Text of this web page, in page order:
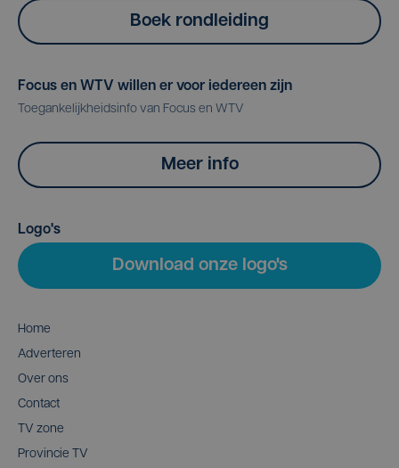
Boek rondleiding
Focus en WTV willen er voor iedereen zijn
Toegankelijkheidsinfo van Focus en WTV
Meer info
Logo's
Download onze logo's
Home
Adverteren
Over ons
Contact
TV zone
Provincie TV